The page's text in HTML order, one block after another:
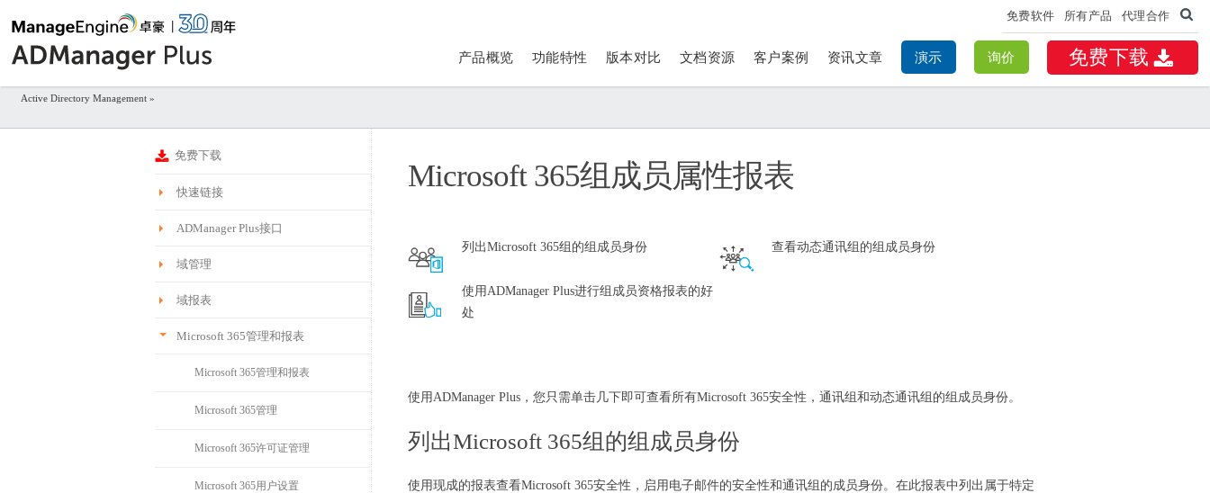
免费软件 所有产品 代理合作
免费下载
产品概览 功能特性 版本对比 文档资源 客户案例 资讯文章 演示 询价
Active Directory Management»
免费下载
快速链接
ADManager Plus接口
域管理
域报表
Microsoft 365管理和报表
Microsoft 365管理和报表
Microsoft 365管理
Microsoft 365许可证管理
Microsoft 365用户设置
Microsoft 365组成员属性报表
列出Microsoft 365组的组成员身份 查看动态通讯组的组成员身份
使用ADManager Plus进行组成员资格报表的好
处
使用ADManager Plus，您只需单击几下即可查看所有Microsoft 365安全性，通讯组和动态通讯组的组成员身份。
列出Microsoft 365组的组成员身份
使用现成的报表查看Microsoft 365安全性，启用电子邮件的安全性和通讯组的成员身份。在此报表中列出属于特定